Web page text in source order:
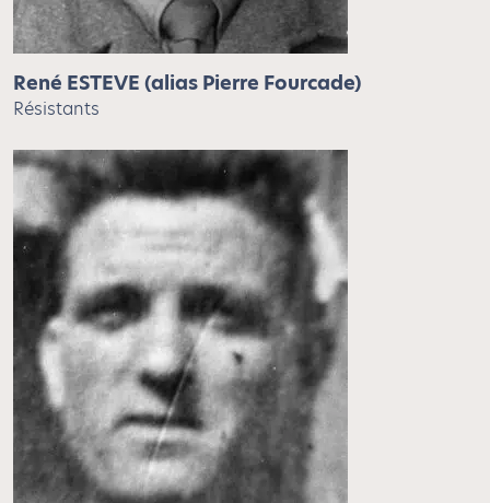
René ESTEVE (alias Pierre Fourcade)
Résistants